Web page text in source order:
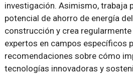
investigación. Asimismo, trabaja
potencial de ahorro de energía
construcción ycrea
expertos en campos específicos
recomendaciones sobre cómo
tecnologías innovadoras y